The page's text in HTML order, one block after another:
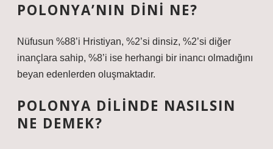
POLONYA’NIN DINI NE?
Nüfusun %88’i Hristiyan, %2’si dinsiz, %2’si diğer
inançlara sahip, %8’i ise herhangi bir inancı olmadığını
beyan edenlerden oluşmaktadır.
POLONYA DILINDE NASILSIN
NE DEMEK?